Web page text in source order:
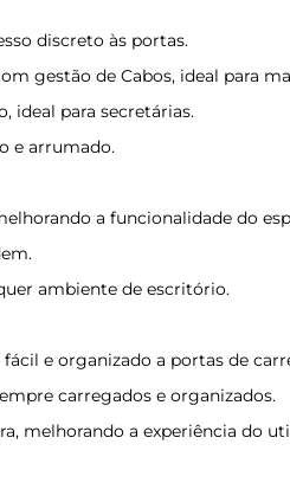
discreto às portas.
gestão de Cabos, ideal para
ideal para secretárias.
e arrumado.
a funcionalidade do
ambiente de escritório.
e organizado a portas de
carregados e organizados.
melhorando a experiência do